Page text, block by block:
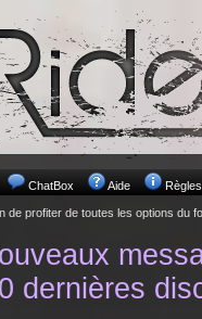
ChatBox Aide Règles
de profiter de toutes les options du
dernières